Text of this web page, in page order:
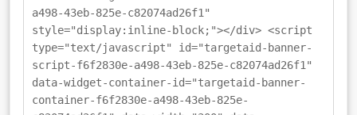
a498-43eb-825e-c82074ad26f1"
style="display:inline-block;"></div> <script
type="text/javascript" id="targetaid-banner-
script-f6f2830e-a498-43eb-825e-c82074ad26f1"
data-widget-container-id="targetaid-banner-
container-f6f2830e-a498-43eb-825e-